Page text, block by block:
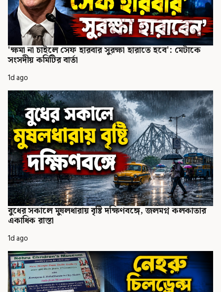
'ক্ষমা না চাইলে সেফ হারবার সুরক্ষা হারাতে হবে': মেটাকে
সংসদীয় কমিটির বার্তা
1d ago
বুধের সকালে মুষলধারায় বৃষ্টি দক্ষিণবঙ্গে, জলমগ্ন কলকাতার
একাধিক রাস্তা
1d ago